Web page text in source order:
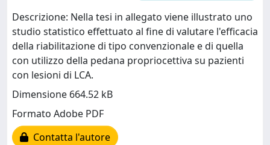
Descrizione: Nella tesi in allegato viene illustrato uno
studio statistico effettuato al fine di valutare l'efficacia
della riabilitazione di tipo convenzionale e di quella
con utilizzo della pedana propriocettiva su pazienti
con lesioni di LCA.
Dimensione 664.52 kB
Formato Adobe PDF
Contatta l'autore